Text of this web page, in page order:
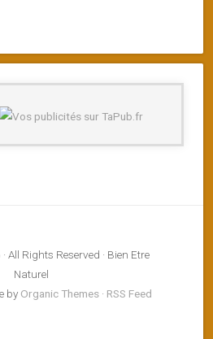
All Rights Reserved · Bien Etre
Naturel
by Organic Themes · RSS Feed